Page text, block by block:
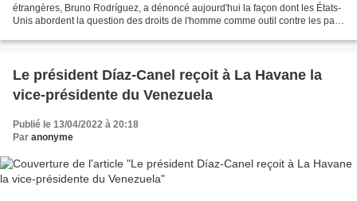
étrangères, Bruno Rodríguez, a dénoncé aujourd'hui la façon dont les États-
Unis abordent la question des droits de l'homme comme outil contre les pays
Le président Díaz-Canel reçoit à La Havane la
vice-présidente du Venezuela
Publié le 13/04/2022 à 20:18
Par anonyme